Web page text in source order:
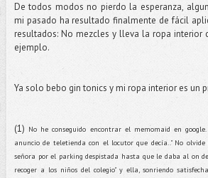
De todos modos no pierdo la esperanza,
mi pasado ha resultado finalmente de fácil
resultados: No mezcles y lleva la ropa interior
ejemplo.
Ya solo bebo gin tonics y mi ropa interior es un
(1) No he conseguido encontrar el memomaid en
anuncio de teletienda con el locutor que decía.." No
señora por el parking despistada hasta que le daba al on
recoger a los niños del colegio" y ella, sonriendo